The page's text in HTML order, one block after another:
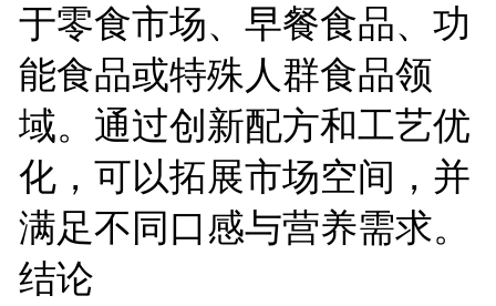
于零食市场、早餐食品、功
能食品或特殊人群食品领
域。通过创新配方和工艺优
化，可以拓展市场空间，并
满足不同口感与营养需求。
结论